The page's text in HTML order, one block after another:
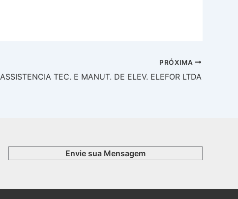
PRÓXIMA
ASSISTENCIA TEC. E MANUT. DE ELEV. ELEFOR LTDA
Envie sua Mensagem